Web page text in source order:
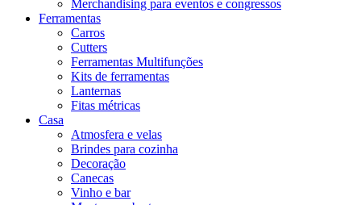
Merchandising para eventos e congressos
Ferramentas
Carros
Cutters
Ferramentas Multifunções
Kits de ferramentas
Lanternas
Fitas métricas
Casa
Atmosfera e velas
Brindes para cozinha
Decoração
Canecas
Vinho e bar